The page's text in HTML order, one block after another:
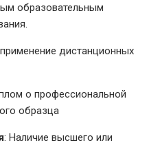
образовательным
дистанционных
о профессиональной
образца
: Наличие высшего или